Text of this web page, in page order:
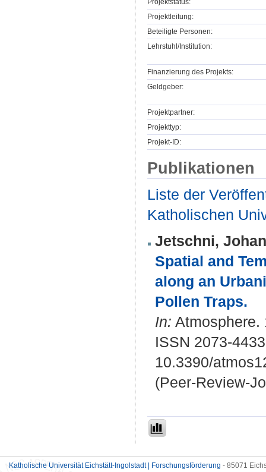
Projektstatus:
Projektleitung:
Beteiligte Personen:
Lehrstuhl/Institution:
Finanzierung des Projekts:
Geldgeber:
Projektpartner:
Projekttyp:
Projekt-ID:
Publikationen
Liste der
Katholischen
Jetschni,
Spatial and
along an
Pollen Traps.
In: Atmosphere.
ISSN 2073-4433
10.3390/
(Peer-Review-
Katholische Universität Eichstätt-Ingolstadt | Forschungsförderung - 85071